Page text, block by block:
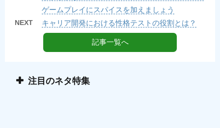
ゲームプレイにスパイスを加えましょう
NEXT キャリア開発における性格テストの役割とは？
記事一覧へ
注目のネタ特集